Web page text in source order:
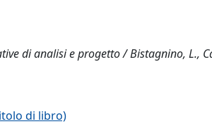
di analisi e progetto / Bistagnino, L.,
di libro)